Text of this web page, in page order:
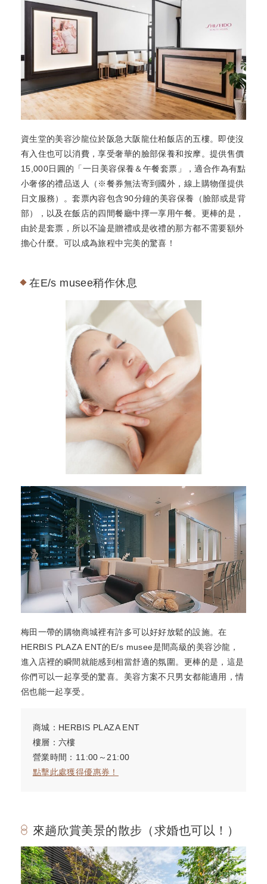
資生堂的美容沙龍位於阪急大阪龍仕柏飯店的五樓。即使沒
有入住也可以消費，享受奢華的臉部保養和按摩。提供售價
15,000日圓的「一日美容保養＆午餐套票」，適合作為有點
小奢侈的禮品送人（※餐券無法寄到國外，線上購物僅提供
日文服務）。套票內容包含90分鐘的美容保養（臉部或是背
部），以及在飯店的四間餐廳中擇一享用午餐。更棒的是，
由於是套票，所以不論是贈禮或是收禮的那方都不需要額外
擔心什麼。可以成為旅程中完美的驚喜！
在E/s musee稍作休息
梅田一帶的購物商城裡有許多可以好好放鬆的設施。在
HERBIS PLAZA ENT的E/s musee是間高級的美容沙龍，
進入店裡的瞬間就能感到相當舒適的氛圍。更棒的是，這是
你們可以一起享受的驚喜。美容方案不只男女都能適用，情
侶也能一起享受。
商城：HERBIS PLAZA ENT
樓層：六樓
營業時間：11:00～21:00
點擊此處獲得優惠券！
來趟欣賞美景的散步（求婚也可以！）